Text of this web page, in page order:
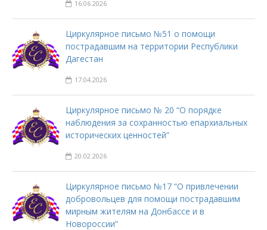
16.06.2026
Циркулярное письмо №51 о помощи
пострадавшим на территории Республики
Дагестан
17.04.2026
Циркулярное письмо № 20 “О порядке
наблюдения за сохранностью епархиальных
исторических ценностей”
20.02.2026
Циркулярное письмо №17 “О привлечении
добровольцев для помощи пострадавшим
мирным жителям на Донбассе и в
Новороссии”